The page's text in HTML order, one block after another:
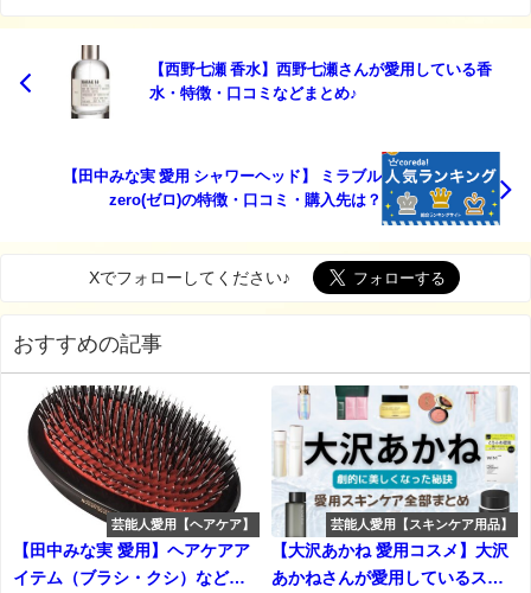
【西野七瀬 香水】西野七瀬さんが愛用している香
水・特徴・口コミなどまとめ♪
【田中みな実 愛用 シャワーヘッド】 ミラブル
zero(ゼロ)の特徴・口コミ・購入先は？
Xでフォローしてください♪
おすすめの記事
芸能人愛用【ヘアケア】
【田中みな実 愛用】ヘアケアア
イテム（ブラシ・クシ）など♡
芸能人愛用【スキンケア用品】
【大沢あかね 愛用コスメ】大沢
あかねさんが愛用しているスキ